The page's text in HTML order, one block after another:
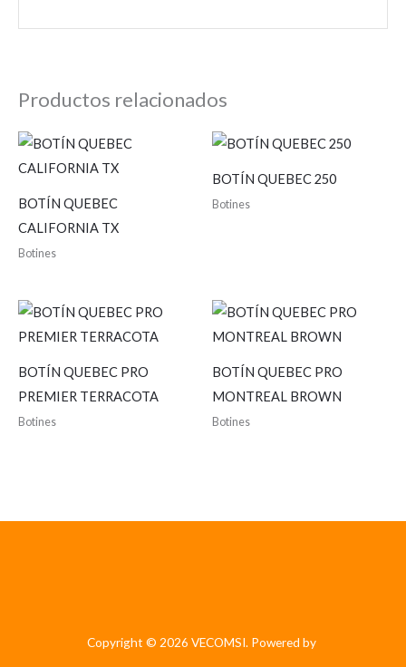
Productos relacionados
BOTÍN QUEBEC
CALIFORNIA TX
Botines
BOTÍN QUEBEC 250
Botines
BOTÍN QUEBEC PRO
PREMIER TERRACOTA
Botines
BOTÍN QUEBEC PRO
MONTREAL BROWN
Botines
Copyright © 2026 VECOMSI. Powered by